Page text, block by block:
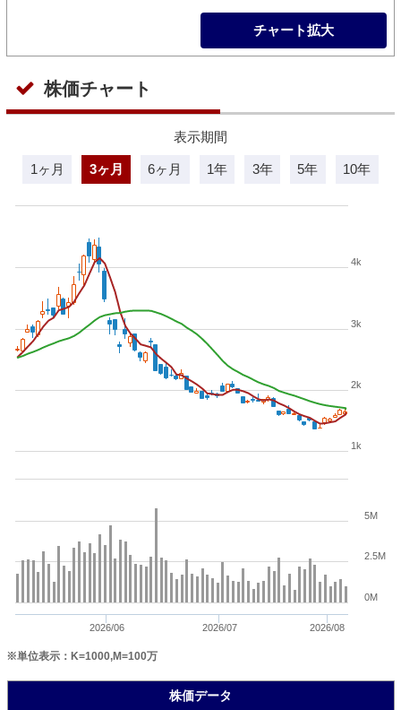
チャート拡大
株価チャート
表示期間
1ヶ月 3ヶ月 6ヶ月 1年 3年 5年 10年
2026/06 2026/07 2026/08
1k
2k
3k
4k
0M
2.5M
5M
※単位表示：K=1000,M=100万
株価データ